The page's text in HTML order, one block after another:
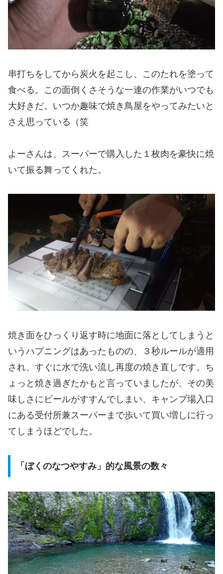
串打ちをしてから炭火を起こし、このたれを塗って
食べる。この面倒くさそうな一連の作業がいつでも
大好きだ。いつか趣味で焼き鳥屋をやってみたいと
さえ思っている（笑
よーさんは、スーパーで購入した１枚肉を豪快に焼
いて振る舞ってくれた。
焼き面をひっくり返す時に地面に落としてしまうと
いうハプニングはあったものの、３秒ルールが適用
され、すぐに水で洗い流し再度の焼き直しです。ち
ょっと焼き過ぎたかもと言っていましたが、その美
味しさにビールがすすんでしまい、キャンプ場入口
にある受付所兼スーパーまで歩いて買い増しに行っ
てしまうほどでした。
「ぼくのなつやすみ」的な風景の数々